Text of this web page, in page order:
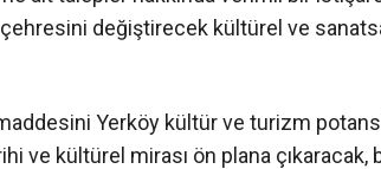
çehresini değiştirecek kültürel ve
Yerköy kültür ve turizm
ve kültürel mirası ön plana çıkaracak,